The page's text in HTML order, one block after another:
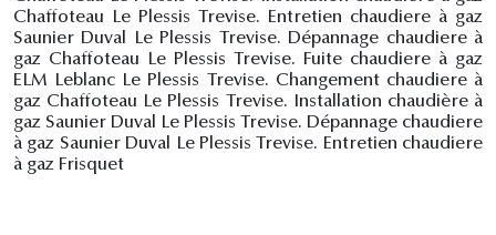
Chaffoteau Le Plessis Trevise. Entretien chaudiere à gaz
Saunier Duval Le Plessis Trevise. Dépannage chaudiere à
gaz Chaffoteau Le Plessis Trevise. Fuite chaudiere à gaz
ELM Leblanc Le Plessis Trevise. Changement chaudiere à
gaz Chaffoteau Le Plessis Trevise. Installation chaudière à
gaz Saunier Duval Le Plessis Trevise. Dépannage chaudiere
à gaz Saunier Duval Le Plessis Trevise. Entretien chaudiere
à gaz Frisquet